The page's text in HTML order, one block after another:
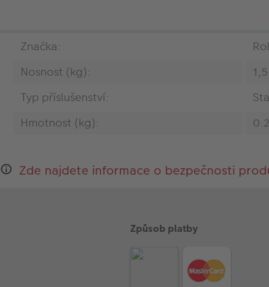
Značka:
Nosnost (kg):
1,5
Typ příslušenství:
Hmotnost (kg):
Zde najdete informace o bezpečnosti
Způsob platby